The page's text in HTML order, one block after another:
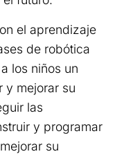
el aprendizaje
de robótica
los niños un
y mejorar su
las
y programar
su